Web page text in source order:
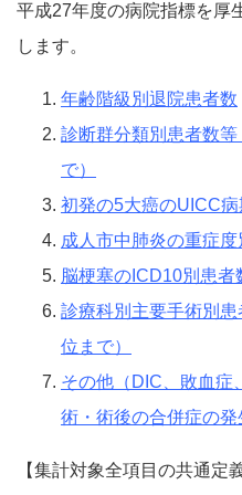
平成27年度の病院指標を厚
します。
年齢階級別退院患者数
診断群分類別患者数
で）
初発の5大癌のUICC
成人市中肺炎の重症
脳梗塞のICD10別患者
診療科別主要手術別
位まで）
その他（DIC、敗血症
術・術後の合併症の発
【集計対象全項目の共通定義